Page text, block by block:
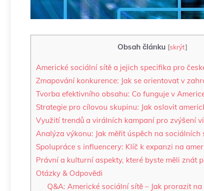
Obsah článku [skrýt]
Americké sociální sítě a ​jejich‌ specifika pro
Zmapování konkurence: Jak se orientovat v
Tvorba efektivního ⁤obsahu:​ Co​ funguje v​
Strategie pro cílovou skupinu: Jak‍ oslovit‍
Využití trendů⁢ a virálních ​kampaní pro zvýšení
Analýza výkonu: Jak měřit ⁣úspěch na sociálních
Spolupráce ⁢s influencery: Klíč⁢ k expanzi na
Právní​ a kulturní aspekty, které byste měli znát
Otázky​ &⁤ Odpovědi
Q&A:‌ Americké sociální sítě –⁣ Jak prorazit